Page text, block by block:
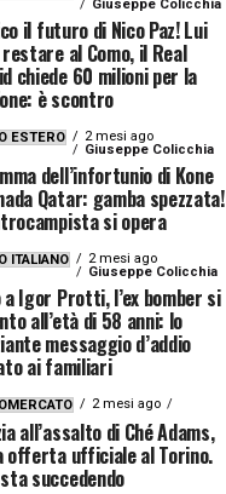
Giuseppe Colicchia
il futuro di Nico Paz! Lui
al Como, il Real
chiede 60 milioni per la
è scontro
ESTERO
2 mesi ago
Giuseppe Colicchia
dell’infortunio di Kone
Qatar: gamba spezzata!
si opera
ITALIANO
2 mesi ago
Giuseppe Colicchia
a Igor Protti, l’ex bomber si
all’età di 58 anni: lo
messaggio d’addio
ai familiari
2 mesi ago
all’assalto di Ché Adams,
offerta ufficiale al Torino.
succedendo